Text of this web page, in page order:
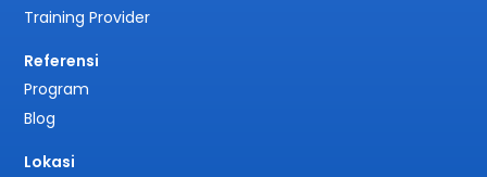
Training Provider
Referensi
Program
Blog
Lokasi